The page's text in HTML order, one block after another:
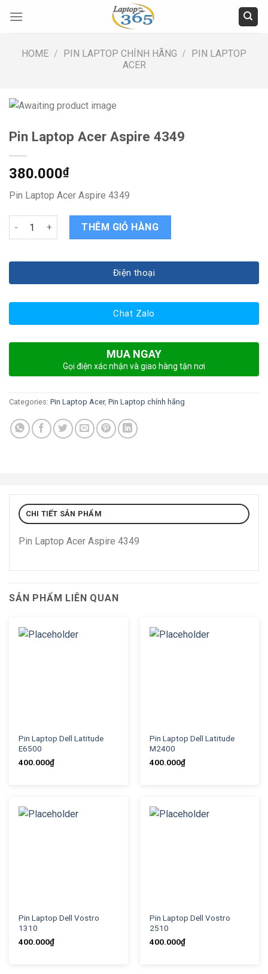
HOME / PIN LAPTOP CHÍNH HÃNG / PIN LAPTOP
ACER
Pin Laptop Acer Aspire 4349
380.000₫
Pin Laptop Acer Aspire 4349
Pin Laptop Acer Aspire 4349 quantity
THÊM GIỎ HÀNG
Điện thoại
Chat Zalo
MUA NGAY
Gọi điện xác nhận và giao hàng tận nơi
Categories: Pin Laptop Acer, Pin Laptop chính hãng
CHI TIẾT SẢN PHẨM
Pin Laptop Acer Aspire 4349
SẢN PHẨM LIÊN QUAN
Pin Laptop Dell Latitude
E6500
400.000₫
Pin Laptop Dell Latitude
M2400
400.000₫
Pin Laptop Dell Vostro
1310
400.000₫
Pin Laptop Dell Vostro
2510
400.000₫